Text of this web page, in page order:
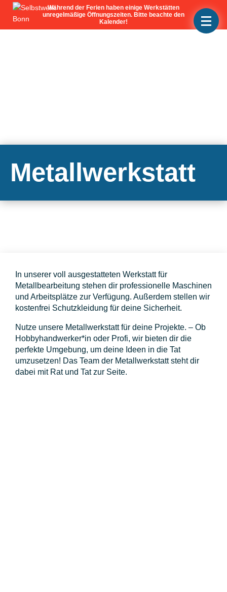
Metallwerkstatt
In unserer voll ausgestatteten Werkstatt für
Metallbearbeitung stehen dir professionelle Maschinen
und Arbeitsplätze zur Verfügung. Außerdem stellen wir
kostenfrei Schutzkleidung für deine Sicherheit.
Nutze unsere Metallwerkstatt für deine Projekte. – Ob
Hobbyhandwerker*in oder Profi, wir bieten dir die
perfekte Umgebung, um deine Ideen in die Tat
umzusetzen! Das Team der Metallwerkstatt steht dir
dabei mit Rat und Tat zur Seite.